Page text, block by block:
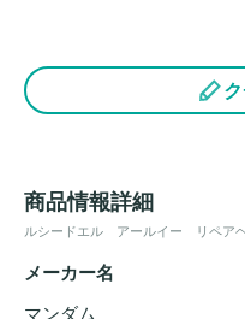
商品情報詳細
ルシードエル アールイー リペア
メーカー名
マンダム